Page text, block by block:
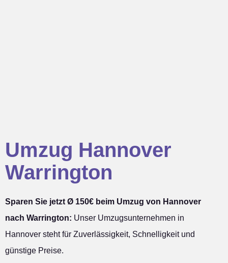
Umzug Hannover
Warrington
Sparen Sie jetzt Ø 150€ beim Umzug von Hannover
nach Warrington: Unser Umzugsunternehmen in
Hannover steht für Zuverlässigkeit, Schnelligkeit und
günstige Preise.